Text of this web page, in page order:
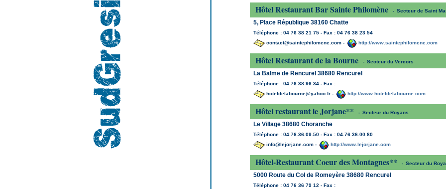
Hôtel Restaurant Bar Sainte Philomène - Secteur de Saint
5, Place République 38160 Chatte
Téléphone : 04 76 38 21 75 - Fax : 04 76 38 23 54
contact@saintephilomene.com -
http://www.saintephilomene.com
Hôtel Restaurant de la Bourne - Secteur du Vercors
La Balme de Rencurel 38680 Rencurel
Téléphone : 04 76 38 96 34 - Fax :
hoteldelabourne@yahoo.fr -
http://www.hoteldelabourne.com
Hôtel restaurant le Jorjane** - Secteur du Royans
Le Village 38680 Choranche
Téléphone : 04.76.36.09.50 - Fax : 04.76.36.00.80
info@lejorjane.com -
http://www.lejorjane.com
Hôtel-Restaurant Coeur des Montagnes** - Secteur du
5000 Route du Col de Romeyère 38680 Rencurel
Téléphone : 04 76 36 79 12 - Fax :